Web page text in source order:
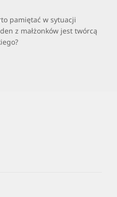
pamiętać w sytuacji
z małżonków jest twórcą